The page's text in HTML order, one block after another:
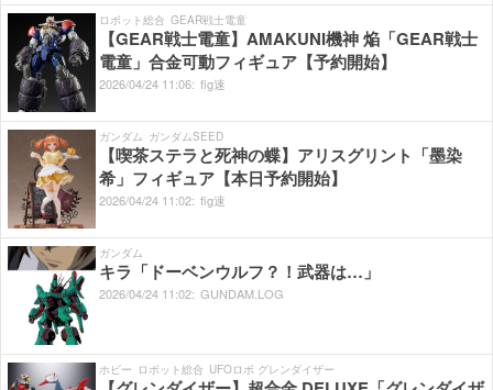
ロボット総合 GEAR戦士電童
【GEAR戦士電童】AMAKUNI機神 焔「GEAR戦士
電童」合金可動フィギュア【予約開始】
2026/04/24 11:06: fig速
ガンダム ガンダムSEED
【喫茶ステラと死神の蝶】アリスグリント「墨染
希」フィギュア【本日予約開始】
2026/04/24 11:02: fig速
ガンダム
キラ「ドーベンウルフ？！武器は…」
2026/04/24 11:02: GUNDAM.LOG
ホビー ロボット総合 UFOロボ グレンダイザー